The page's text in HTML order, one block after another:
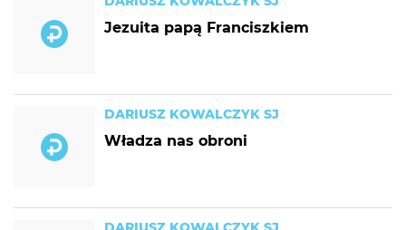
Jezuita papą Franciszkiem
DARIUSZ KOWALCZYK SJ
Władza nas obroni